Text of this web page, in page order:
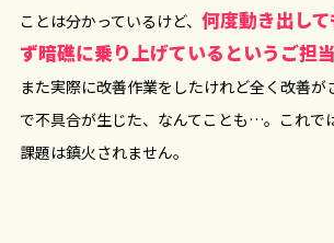
ことは分かっているけど、 何度動き出し
ず暗礁に乗り上げているというご担
また実際に改善作業をしたけれど全く改善が
で不具合が生じた、なんてことも…。これで
課題は鎮火されません。